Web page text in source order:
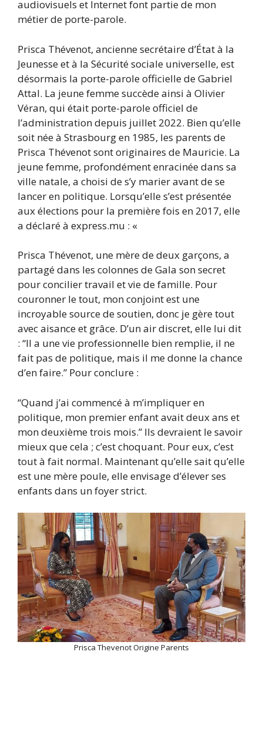
audiovisuels et Internet font partie de mon
métier de porte-parole.
Prisca Thévenot, ancienne secrétaire d’État à la
Jeunesse et à la Sécurité sociale universelle, est
désormais la porte-parole officielle de Gabriel
Attal. La jeune femme succède ainsi à Olivier
Véran, qui était porte-parole officiel de
l’administration depuis juillet 2022. Bien qu’elle
soit née à Strasbourg en 1985, les parents de
Prisca Thévenot sont originaires de Mauricie. La
jeune femme, profondément enracinée dans sa
ville natale, a choisi de s’y marier avant de se
lancer en politique. Lorsqu’elle s’est présentée
aux élections pour la première fois en 2017, elle
a déclaré à express.mu : «
Prisca Thévenot, une mère de deux garçons, a
partagé dans les colonnes de Gala son secret
pour concilier travail et vie de famille. Pour
couronner le tout, mon conjoint est une
incroyable source de soutien, donc je gère tout
avec aisance et grâce. D’un air discret, elle lui dit
: “Il a une vie professionnelle bien remplie, il ne
fait pas de politique, mais il me donne la chance
d’en faire.” Pour conclure :
“Quand j’ai commencé à m’impliquer en
politique, mon premier enfant avait deux ans et
mon deuxième trois mois.” Ils devraient le savoir
mieux que cela ; c’est choquant. Pour eux, c’est
tout à fait normal. Maintenant qu’elle sait qu’elle
est une mère poule, elle envisage d’élever ses
enfants dans un foyer strict.
Prisca Thevenot Origine Parents